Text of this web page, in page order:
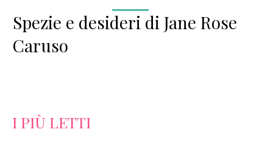
Spezie e desideri di Jane Rose
Caruso
I PIÙ LETTI